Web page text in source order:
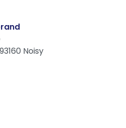
93160 Noisy